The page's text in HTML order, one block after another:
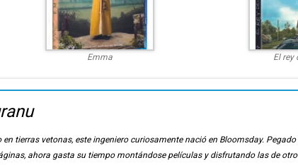
Emma El rey
en tierras vetonas, este ingeniero curiosamente nació en Bloomsday.
ahora gasta su tiempo montándose películas y disfrutando las de